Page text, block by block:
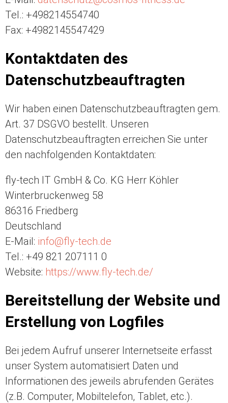
Tel.: +498214554740
Fax: +4982145547429
Kontaktdaten des
Datenschutzbeauftragten
Wir haben einen Datenschutzbeauftragten gem.
Art. 37 DSGVO bestellt. Unseren
Datenschutzbeauftragten erreichen Sie unter
den nachfolgenden Kontaktdaten:
fly-tech IT GmbH & Co. KG Herr Köhler
Winterbruckenweg 58
86316 Friedberg
Deutschland
E-Mail: info@fly-tech.de
Tel.: +49 821 207111 0
Website: https://www.fly-tech.de/
Bereitstellung der Website und
Erstellung von Logfiles
Bei jedem Aufruf unserer Internetseite erfasst
unser System automatisiert Daten und
Informationen des jeweils abrufenden Gerätes
(z.B. Computer, Mobiltelefon, Tablet, etc.).